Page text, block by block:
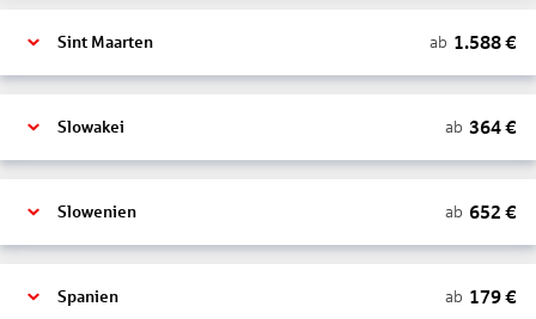
Sint Maarten ab 1.588€
Slowakei ab 364€
Slowenien ab 652 €
Spanien ab 179€